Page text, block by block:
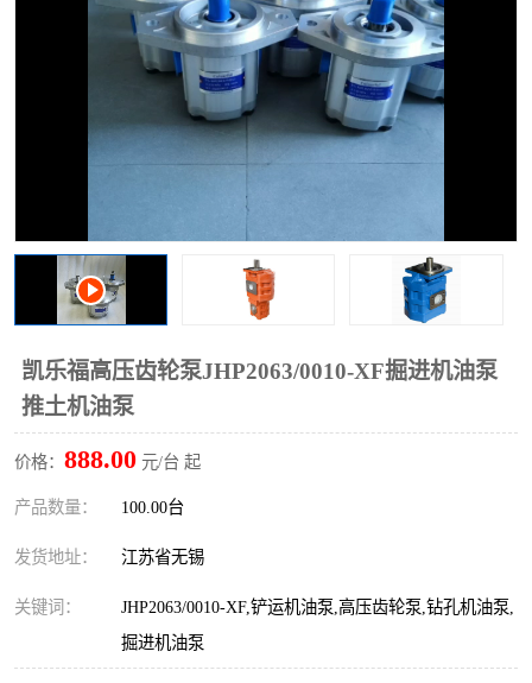
凯乐福高压齿轮泵JHP2063/0010-XF掘进机油泵
推土机油泵
价格： 888.00 元/台 起
产品数量： 100.00台
发货地址： 江苏省无锡
关键词：
JHP2063/0010-XF,铲运机油泵,高压齿轮泵,钻孔机油泵,
掘进机油泵